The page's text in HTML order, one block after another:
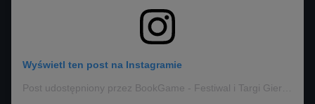
Wyświetl ten post na Instagramie
Post udostępniony przez BookGame - Festiwal i Targi Gier Planszowych (@bookgamekrakow)